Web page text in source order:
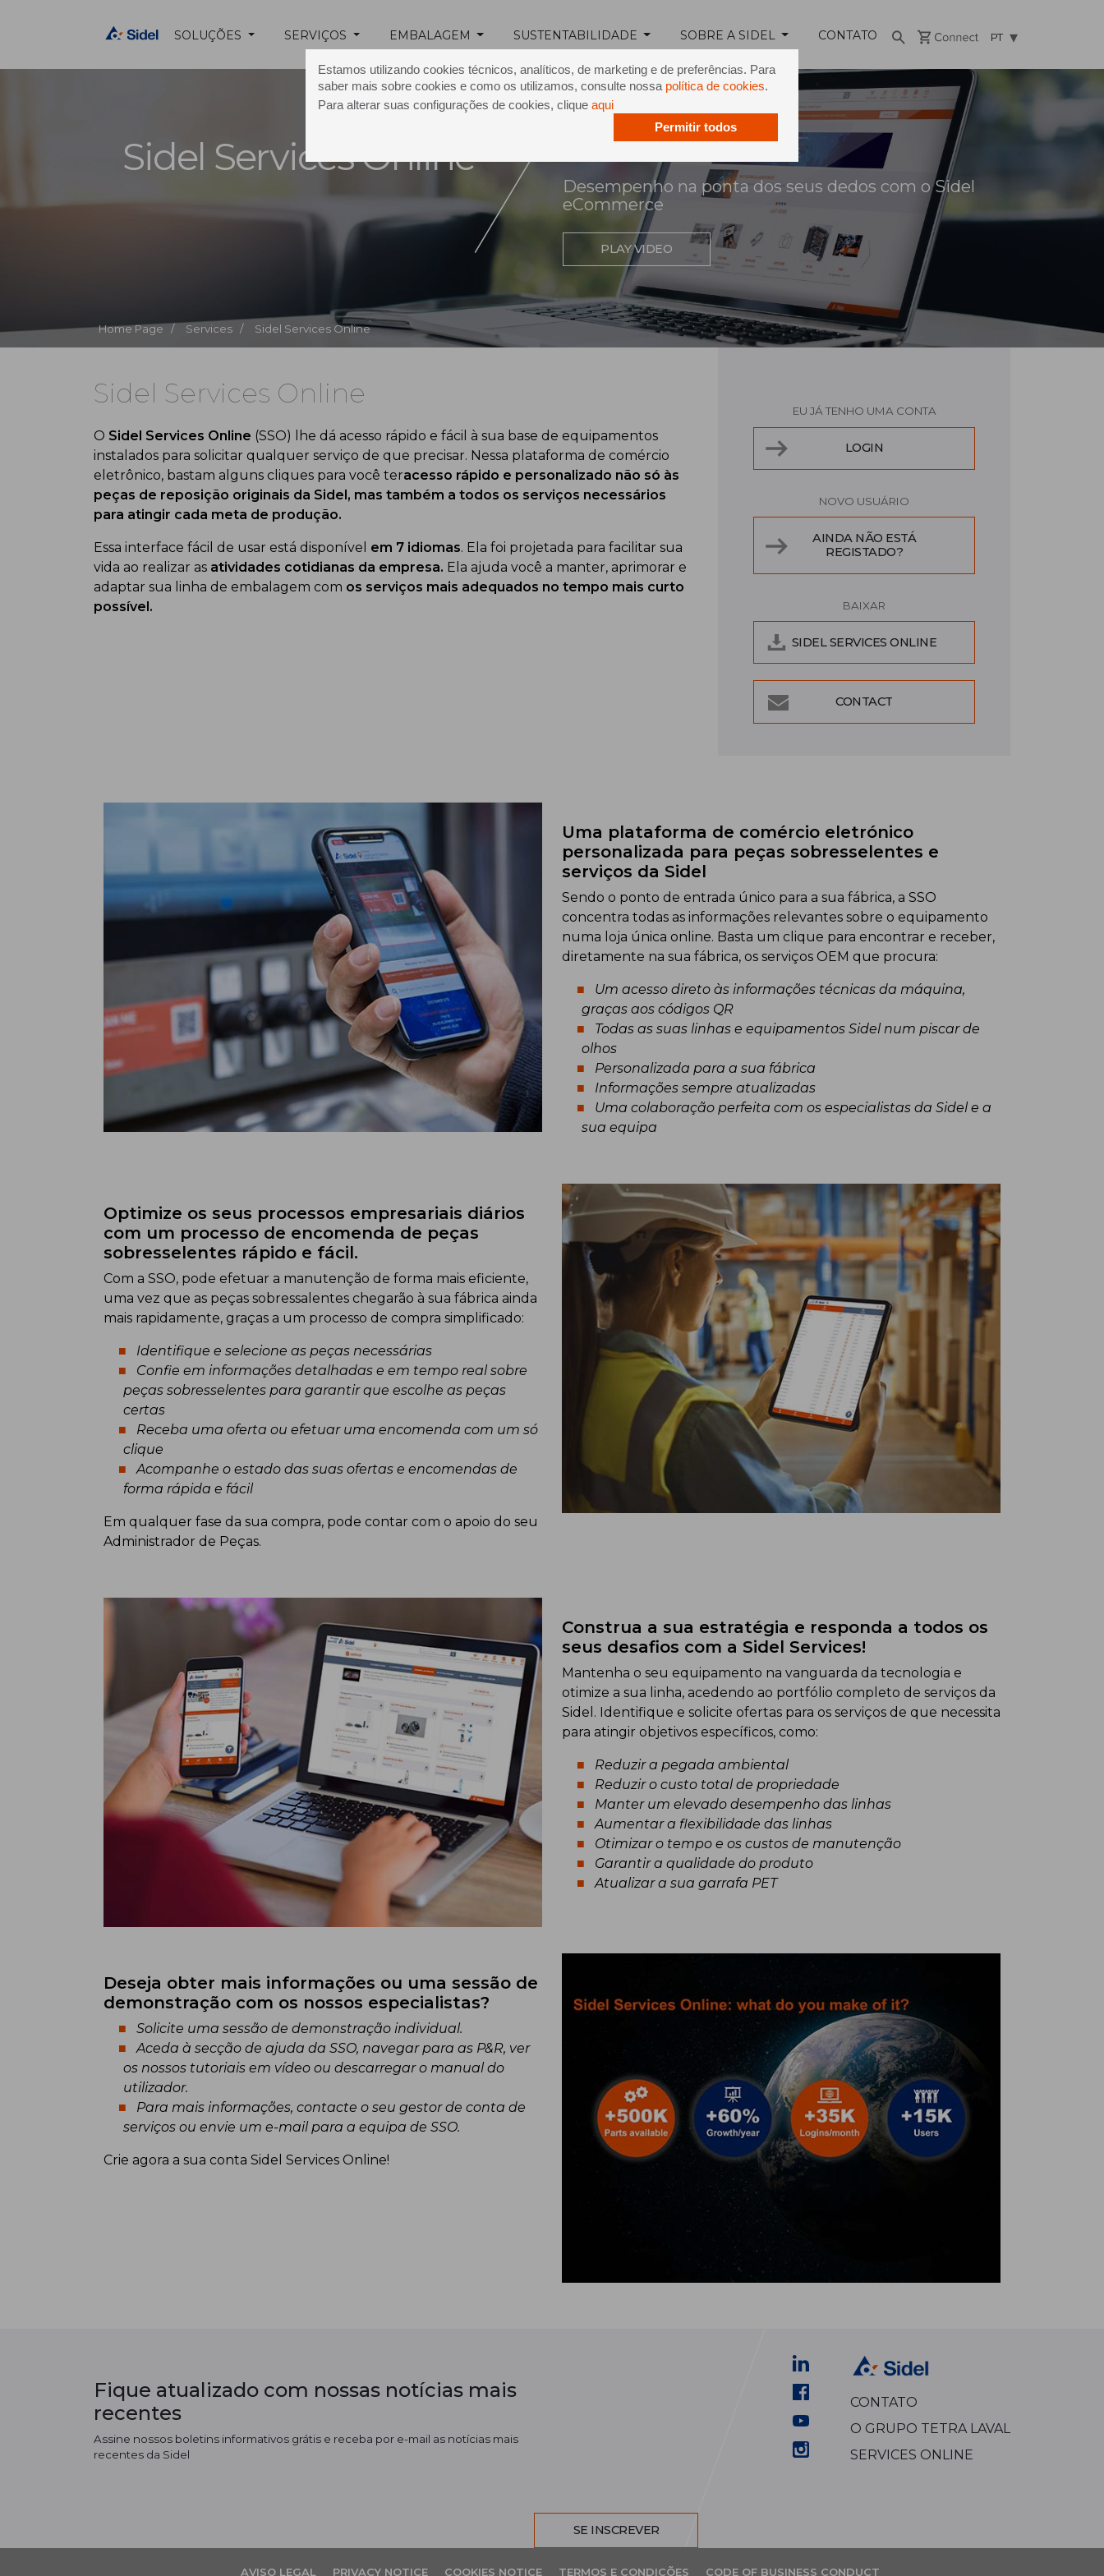
Estamos utilizando cookies técnicos, analíticos, de marketing e de preferências. Para
saber mais sobre cookies e como os utilizamos, consulte nossa política de cookies.
Para alterar suas configurações de cookies, clique aqui
Permitir todos
SOLUÇÕES SERVIÇOS EMBALAGEM SUSTENTABILIDADE SOBRE A SIDEL CONTATO PT
Home Page / Services / Sidel Services Online
Sidel Services Online
Desempenho na ponta dos seus dedos com o Sidel
eCommerce
PLAY VIDEO
Sidel Services Online
O Sidel Services Online (SSO) lhe dá acesso rápido e fácil à sua base de equipamentos
instalados para solicitar qualquer serviço de que precisar. Nessa plataforma de comércio
eletrônico, bastam alguns cliques para você teracesso rápido e personalizado não só às
peças de reposição originais da Sidel, mas também a todos os serviços necessários
para atingir cada meta de produção.
Essa interface fácil de usar está disponível em 7 idiomas. Ela foi projetada para facilitar sua
vida ao realizar as atividades cotidianas da empresa. Ela ajuda você a manter, aprimorar e
adaptar sua linha de embalagem com os serviços mais adequados no tempo mais curto
possível.
EU JÁ TENHO UMA CONTA
LOGIN
NOVO USUÁRIO
AINDA NÃO ESTÁ
REGISTADO?
BAIXAR
SIDEL SERVICES ONLINE
CONTACT
Uma plataforma de comércio eletrónico
personalizada para peças sobresselentes e
serviços da Sidel
Sendo o ponto de entrada único para a sua fábrica, a SSO
concentra todas as informações relevantes sobre o equipamento
numa loja única online. Basta um clique para encontrar e receber,
diretamente na sua fábrica, os serviços OEM que procura:
Um acesso direto às informações técnicas da máquina,
graças aos códigos QR
Todas as suas linhas e equipamentos Sidel num piscar de
olhos
Personalizada para a sua fábrica
Informações sempre atualizadas
Uma colaboração perfeita com os especialistas da Sidel e a
sua equipa
Optimize os seus processos empresariais diários
com um processo de encomenda de peças
sobresselentes rápido e fácil.
Com a SSO, pode efetuar a manutenção de forma mais eficiente,
uma vez que as peças sobressalentes chegarão à sua fábrica ainda
mais rapidamente, graças a um processo de compra simplificado:
Identifique e selecione as peças necessárias
Confie em informações detalhadas e em tempo real sobre
peças sobresselentes para garantir que escolhe as peças
certas
Receba uma oferta ou efetuar uma encomenda com um só
clique
Acompanhe o estado das suas ofertas e encomendas de
forma rápida e fácil
Em qualquer fase da sua compra, pode contar com o apoio do seu
Administrador de Peças.
Construa a sua estratégia e responda a todos os
seus desafios com a Sidel Services!
Mantenha o seu equipamento na vanguarda da tecnologia e
otimize a sua linha, acedendo ao portfólio completo de serviços da
Sidel. Identifique e solicite ofertas para os serviços de que necessita
para atingir objetivos específicos, como:
Reduzir a pegada ambiental
Reduzir o custo total de propriedade
Manter um elevado desempenho das linhas
Aumentar a flexibilidade das linhas
Otimizar o tempo e os custos de manutenção
Garantir a qualidade do produto
Atualizar a sua garrafa PET
Deseja obter mais informações ou uma sessão de
demonstração com os nossos especialistas?
Solicite uma sessão de demonstração individual.
Aceda à secção de ajuda da SSO, navegar para as P&R, ver
os nossos tutoriais em vídeo ou descarregar o manual do
utilizador.
Para mais informações, contacte o seu gestor de conta de
serviços ou envie um e-mail para a equipa de SSO.
Crie agora a sua conta Sidel Services Online!
Fique atualizado com nossas notícias mais
recentes
Assine nossos boletins informativos grátis e receba por e-mail as notícias mais
recentes da Sidel
SE INSCREVER
CONTATO
O GRUPO TETRA LAVAL
SERVICES ONLINE
AVISO LEGAL PRIVACY NOTICE COOKIES NOTICE TERMOS E CONDIÇÕES CODE OF BUSINESS CONDUCT